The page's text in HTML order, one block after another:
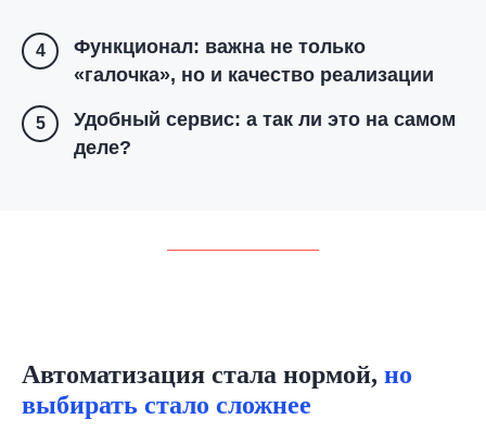
4
Функционал: важна не только
«галочка», но и качество реализации
5
Удобный сервис: а так ли это на самом
деле?
Автоматизация стала нормой, но
выбирать стало сложнее